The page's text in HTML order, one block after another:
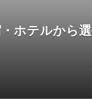
ホテルから選